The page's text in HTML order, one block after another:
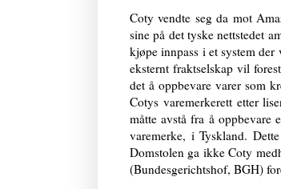
Coty vendte seg da mot
sine på det tyske nettstedet
kjøpe innpass i et system der
eksternt fraktselskap vil
det å oppbevare varer som
Cotys varemerkerett etter
måtte avstå fra å oppbevare
varemerke, i Tyskland.
Domstolen ga ikke Coty
(Bundesgerichtshof, BGH)